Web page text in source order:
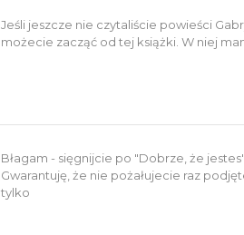
Jeśli jeszcze nie czytaliście powieści
możecie zacząć od tej książki. W niej
Błagam - sięgnijcie po "Dobrze, że
Gwarantuję, że nie pożałujecie raz
tylko